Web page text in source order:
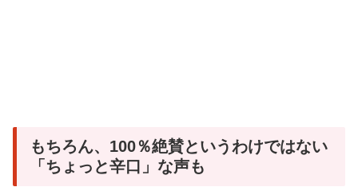
もちろん、100％絶賛というわけではない
「ちょっと辛口」な声も